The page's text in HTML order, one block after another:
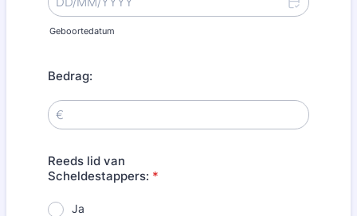
Geboortedatum
Bedrag:
Reeds lid van
Scheldestappers: *
Ja